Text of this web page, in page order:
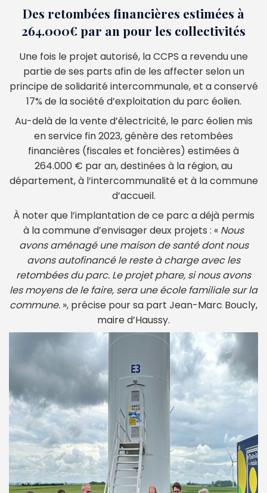
Des retombées financières estimées à
264.000€ par an pour les collectivités
Une fois le projet autorisé, la CCPS a revendu une
partie de ses parts afin de les affecter selon un
principe de solidarité intercommunale, et a conservé
17% de la société d’exploitation du parc éolien.
Au-delà de la vente d’électricité, le parc éolien mis
en service fin 2023, génère des retombées
financières (fiscales et foncières) estimées à
264.000 € par an, destinées à la région, au
département, à l’intercommunalité et à la commune
d’accueil.
À noter que l’implantation de ce parc a déjà permis
à la commune d’envisager deux projets : « Nous
avons aménagé une maison de santé dont nous
avons autofinancé le reste à charge avec les
retombées du parc. Le projet phare, si nous avons
les moyens de le faire, sera une école familiale sur la
commune. », précise pour sa part Jean-Marc Boucly,
maire d’Haussy.